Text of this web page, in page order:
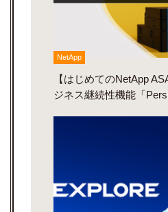
NetApp
【はじめてのNetApp
ジネス継続性機能「